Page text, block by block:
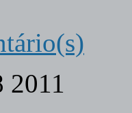
2011